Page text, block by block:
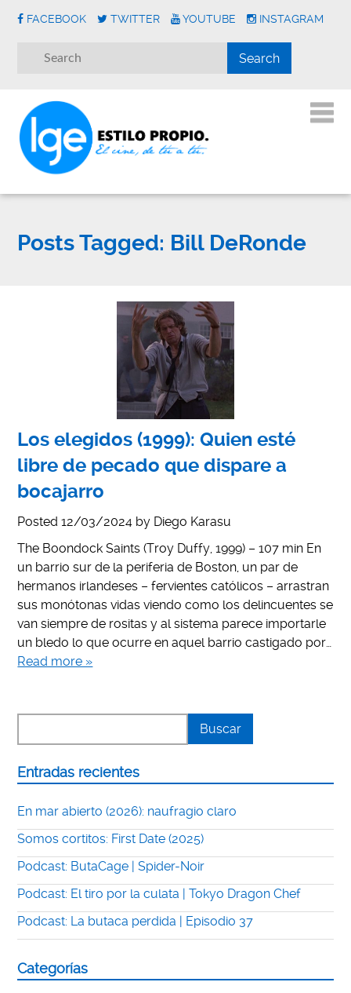
FACEBOOK TWITTER YOUTUBE INSTAGRAM
Posts Tagged: Bill DeRonde
Los elegidos (1999): Quien esté
libre de pecado que dispare a
bocajarro
Posted12/03/2024 by Diego Karasu
The Boondock Saints (Troy Duffy, 1999) – 107 min En
un barrio sur de la periferia de Boston, un par de
hermanos irlandeses – fervientes católicos – arrastran
sus monótonas vidas viendo como los delincuentes se
van siempre de rositas y al sistema parece importarle
un bledo lo que ocurre en aquel barrio castigado por…
Read more »
Entradas recientes
En mar abierto (2026): naufragio claro
Somos cortitos: First Date (2025)
Podcast: ButaCage | Spider-Noir
Podcast: El tiro por la culata | Tokyo Dragon Chef
Podcast: La butaca perdida | Episodio 37
Categorías